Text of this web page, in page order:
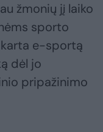
žmonių jį laiko
sporto
karta e-sportą
dėl jo
pripažinimo